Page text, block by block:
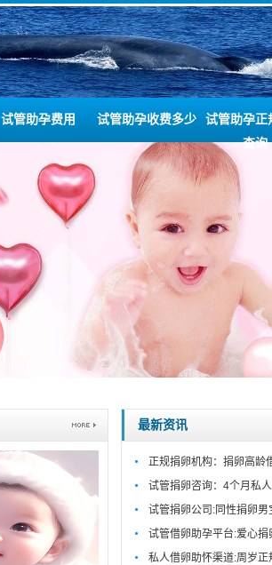
试管助孕费用 试管助孕收费多少
试管助孕正
查询
最新资讯
正规捐卵机构：捐卵高龄
试管捐卵咨询：4个月私
试管捐卵公司:同性捐卵
试管借卵助孕平台:爱心
私人借卵助怀渠道:周岁